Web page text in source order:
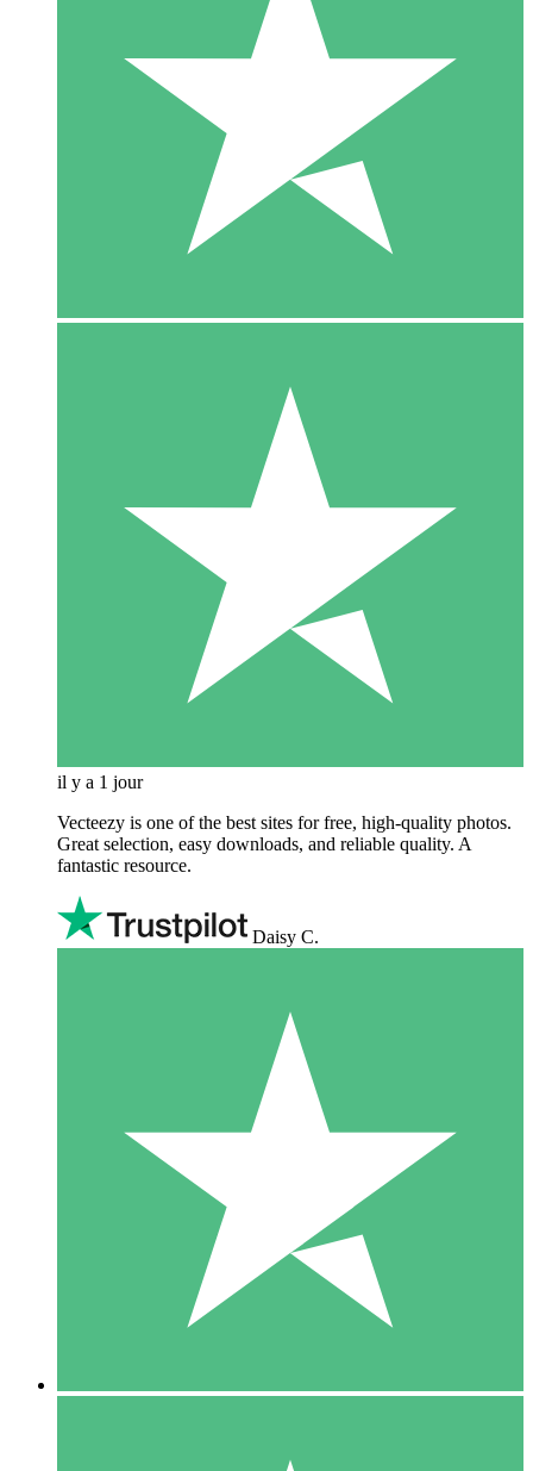
il y a 1 jour
Vecteezy is one of the best sites for free, high‑quality photos.
Great selection, easy downloads, and reliable quality. A
fantastic resource.
Daisy C.